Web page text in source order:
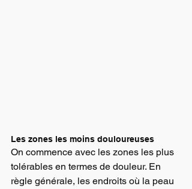
Les zones les moins douloureuses
On commence avec les zones les plus
tolérables en termes de douleur. En
règle générale, les endroits où la peau